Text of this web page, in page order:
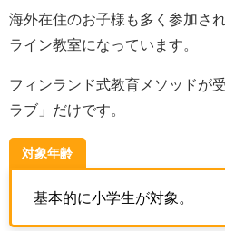
海外在住のお子様も多く参加さ
ライン教室になっています。
フィンランド式教育メソッドが
ラブ」だけです。
対象年齢
基本的に小学生が対象。